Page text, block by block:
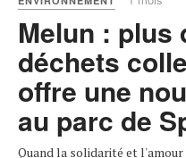
Melun : plus
déchets
offre une
au parc de
Quand la solidarité et